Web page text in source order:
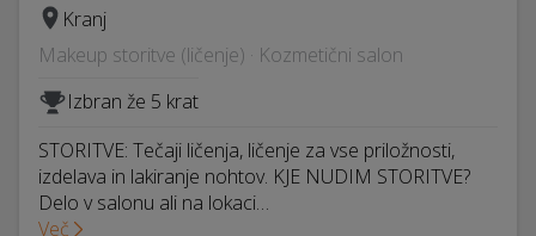
Kranj
Makeup storitve (ličenje) · Kozmetični salon
Izbran že 5 krat
STORITVE: Tečaji ličenja, ličenje za vse priložnosti,
izdelava in lakiranje nohtov. KJE NUDIM STORITVE?
Delo v salonu ali na lokaci…
Več